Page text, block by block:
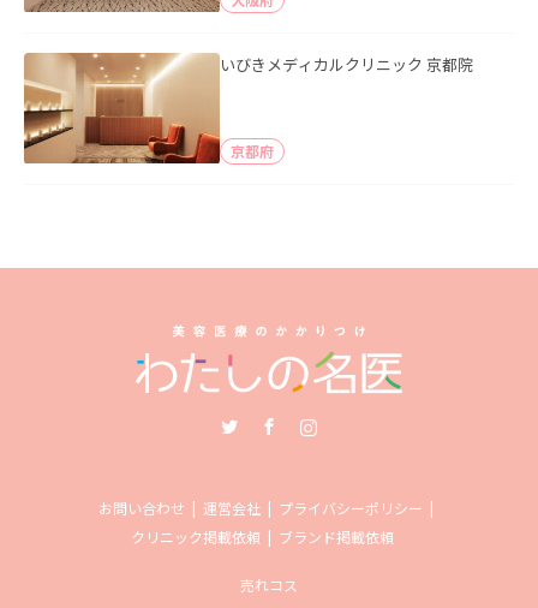
いびきメディカルクリニック 京都院
京都府
お問い合わせ 運営会社
プライバシーポリシー
クリニック掲載依頼
ブランド掲載依頼
売れコス